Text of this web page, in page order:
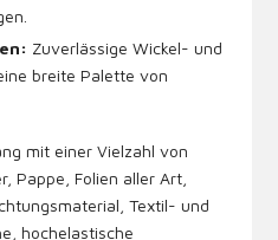
Zuverlässige Wickel- und
breite Palette von
mit einer Vielzahl von
Pappe, Folien aller Art,
Textil- und
hochelastische